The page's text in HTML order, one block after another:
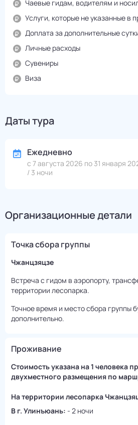
Чаевые гидам, водителям и
Услуги, которые не указанные в
Доплата за дополнительные
Личные расходы
Сувениры
Виза
Даты тура
Ежедневно
с 7 августа 2026 по 31 января
/ 3 ночи
Организационные детали
Точка сбора группы
Чжанцзяцзе
Встреча с гидом в аэропорту,
территории лесопарка.
Точное время и место сбора группы
дополнительно.
Проживание
Стоимость указана на 1 человека
двухместного размещения по
На территории лесопарка
В г. Улинъюань: - 2 ночи